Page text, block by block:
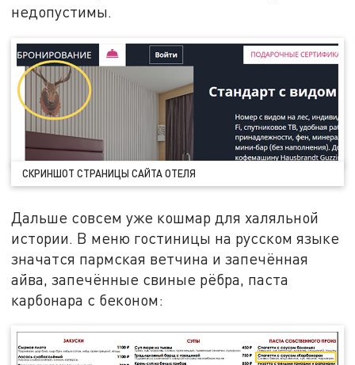
недопустимы.
СКРИНШОТ СТРАНИЦЫ САЙТА ОТЕЛЯ
Дальше совсем уже кошмар для халяльной
истории. В меню гостиницы на русском языке
значатся пармская ветчина и запечённая
айва, запечённые свиные рёбра, паста
карбонара с беконом: